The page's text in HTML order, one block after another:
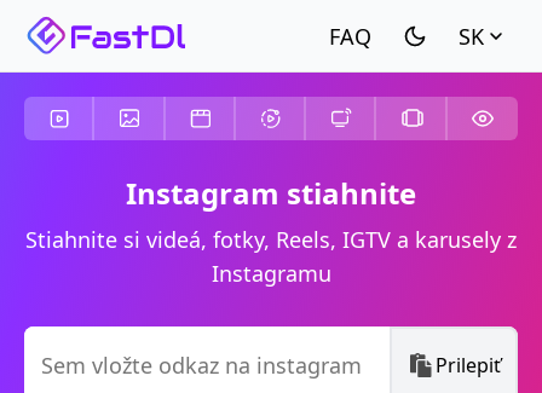
SK
Instagram stiahnite
Stiahnite si videá, fotky, Reels, IGTV a karusely z
Instagramu
Prilepiť